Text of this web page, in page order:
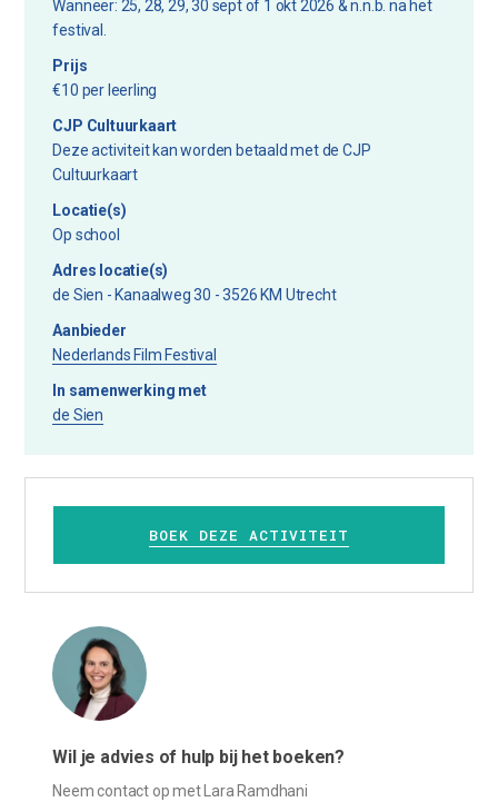
Wanneer: 25, 28, 29, 30 sept of 1 okt 2026 & n.n.b. na het
festival.
Prijs
€10 per leerling
CJP Cultuurkaart
Deze activiteit kan worden betaald met de CJP
Cultuurkaart
Locatie(s)
Op school
Adres locatie(s)
de Sien - Kanaalweg 30 - 3526 KM Utrecht
Aanbieder
Nederlands Film Festival
In samenwerking met
de Sien
BOEK DEZE ACTIVITEIT
Wil je advies of hulp bij het boeken?
Neem contact op met Lara Ramdhani